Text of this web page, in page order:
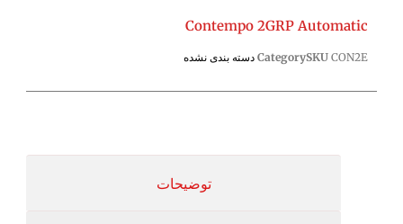
Contempo 2GRP Automatic
SKUCON2E
Category دسته بندی نشده
توضیحات